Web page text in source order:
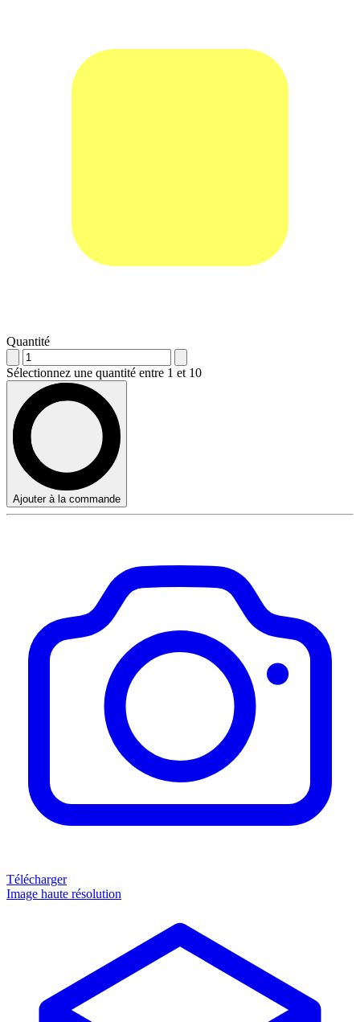
Quantité
Sélectionnez une quantité entre 1 et 10
Ajouter à la commande
Télécharger
Image haute résolution